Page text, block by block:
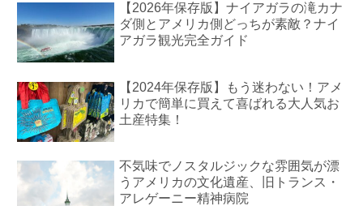
【2026年保存版】ナイアガラの滝カナ
ダ側とアメリカ側どっちが素敵？ナイ
アガラ観光完全ガイド
【2024年保存版】もう迷わない！アメ
リカで簡単に買えて喜ばれる大人気お
土産特集！
不気味でノスタルジックな雰囲気が漂
うアメリカの文化遺産、旧トランス・
アレゲーニー精神病院